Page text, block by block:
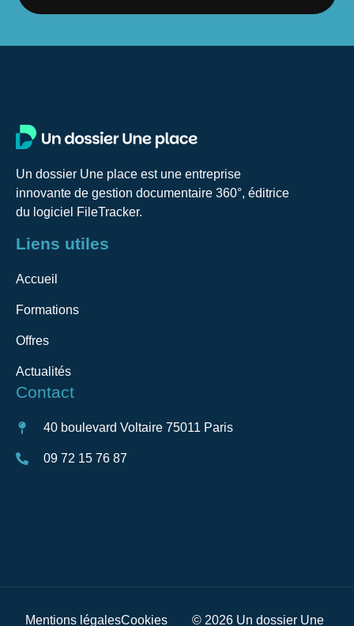
Un dossier Une place est une entreprise
innovante de gestion documentaire 360°, éditrice
du logiciel FileTracker.
Liens utiles
Accueil
Formations
Offres
Actualités
Contact
40 boulevard Voltaire 75011 Paris
09 72 15 76 87
© 2026 Un dossier Une
Mentions légalesCookies